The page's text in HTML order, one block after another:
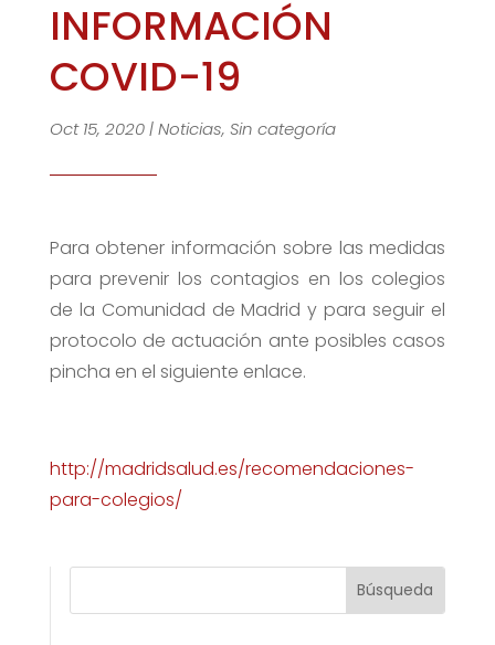
INFORMACIÓN
COVID-19
Oct 15, 2020|Noticias, Sin categoría
Para obtener información sobre las medidas
para prevenir los contagios en los colegios
de la Comunidad de Madrid y para seguir el
protocolo de actuación ante posibles casos
pincha en el siguiente enlace.
http://madridsalud.es/recomendaciones-
para-colegios/